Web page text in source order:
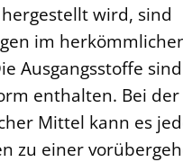
wird, sind
im
Ausgangsstoffe
enthalten. Bei
Mittel kann es
zu einer